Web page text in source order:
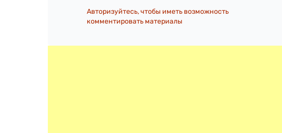
Авторизуйтесь, чтобы иметь возможность
комментировать материалы